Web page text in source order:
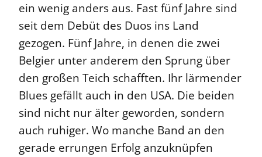
ein wenig anders aus. Fast fünf Jahre sind
seit dem Debüt des Duos ins Land
gezogen. Fünf Jahre, in denen die zwei
Belgier unter anderem den Sprung über
den großen Teich schafften. Ihr lärmender
Blues gefällt auch in den USA. Die beiden
sind nicht nur älter geworden, sondern
auch ruhiger. Wo manche Band an den
gerade errungen Erfolg anzuknüpfen